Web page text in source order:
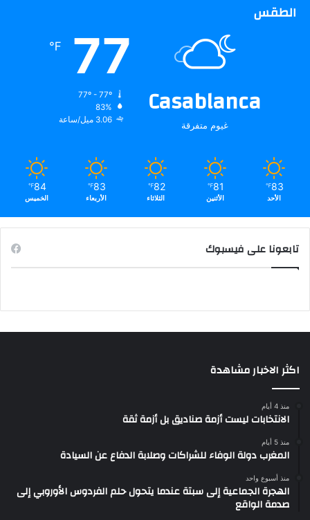
الطقس
Casablanca
غيوم متفرقة
77
℉
83%
3.06 ميل/ساعة
83
℉
الأحد
81
℉
الأثنين
82
℉
الثلاثاء
83
℉
الأربعاء
84
℉
الخميس
تابعونا على فيسبوك
اكثر الاخبار مشاهدة
منذ 4 أيام
الانتخابات ليست أزمة صناديق بل أزمة ثقة
منذ 5 أيام
المغرب دولة الوفاء للشراكات وصلابة الدفاع عن السيادة
منذ أسبوع واحد
الهجرة الجماعية إلى سبتة عندما يتحول حلم الفردوس الأوروبي إلى
صدمة الواقع